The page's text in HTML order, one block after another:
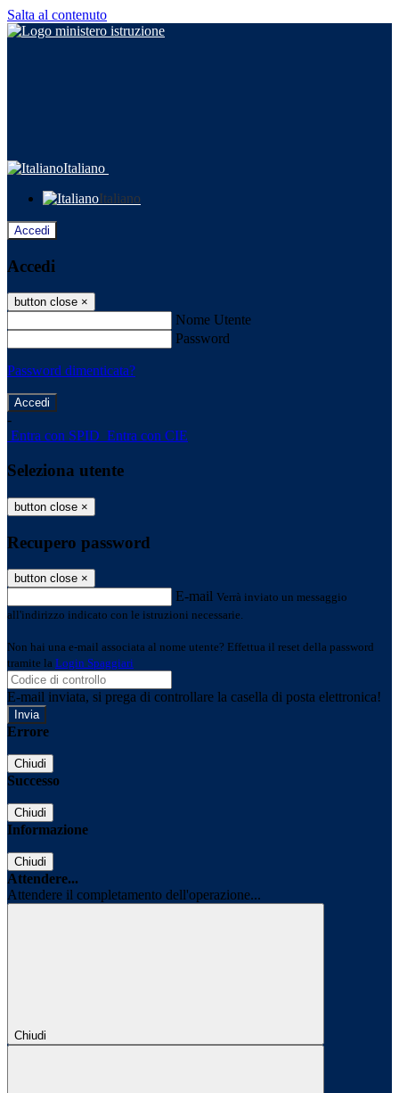
Salta al contenuto
Italiano
Italiano
Accedi
Accedi
button close ×
Nome Utente
Password
Password dimenticata?
-
Entra con SPID Entra con CIE
Seleziona utente
button close ×
Recupero password
button close ×
E-mail Verrà inviato un messaggio
all'indirizzo indicato con le istruzioni necessarie.
Non hai una e-mail associata al nome utente? Effettua il reset della password
tramite la Login Spaggiari
E-mail inviata, si prega di controllare la casella di posta elettronica!
Errore
Chiudi
Successo
Chiudi
Informazione
Chiudi
Attendere...
Attendere il completamento dell'operazione...
Chiudi